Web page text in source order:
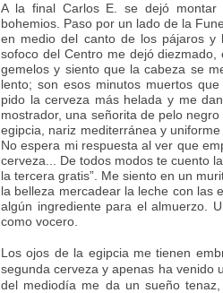
A la final Carlos E. se dejó
bohemios. Paso por un lado de la
en medio del canto de los pájaros
sofoco del Centro me dejó
gemelos y siento que la cabeza se
lento; son esos minutos muertos
pido la cerveza más helada y me
mostrador, una señorita de pelo
egipcia, nariz mediterránea y
No espera mi respuesta al ver que
cerveza... De todos modos te cuento
la tercera gratis”. Me siento en un
la belleza mercadear la leche con las
algún ingrediente para el almuerzo.
como vocero.
Los ojos de la egipcia me tienen
segunda cerveza y apenas ha venido
del mediodía me da un sueño